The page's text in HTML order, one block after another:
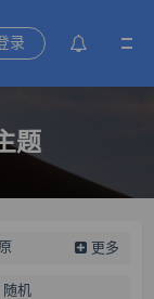
录
题
更多
随机